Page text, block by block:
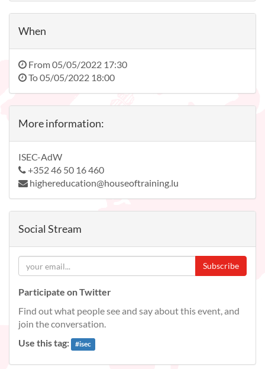
When
From05/05/2022 17:30
To05/05/2022 18:00
More information:
ISEC-AdW
+352 46 50 16 460
highereducation@houseoftraining.lu
Social Stream
Subscribe
Participate on Twitter
Find out what people see and say about this event, and
join the conversation.
Use this tag:
#isec